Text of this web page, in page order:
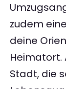
zudem
deine
Heimatort.
Stadt, die